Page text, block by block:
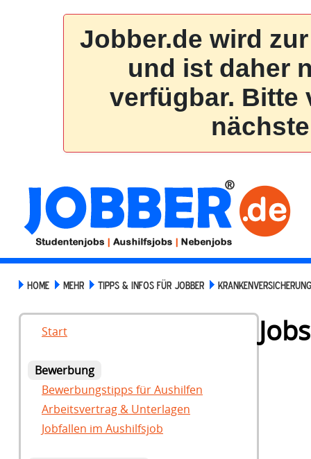
HOME MEHR TIPPS & INFOS FÜR JOBBER
Start
Bewerbung
Bewerbungstipps für Aushilfen
Arbeitsvertrag & Unterlagen
Jobfallen im Aushilfsjob